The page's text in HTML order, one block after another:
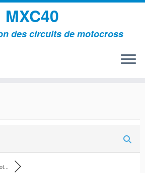
MXC40
des circuits de motocross